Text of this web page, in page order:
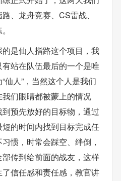
、龙舟竞赛、CS雷战、
是仙人指路这个项目，我
站在队伍最后的一个是唯
仙人”，当然这个人是我们
们眼睛都被蒙上的情况
预先放好的目标物，通过
的时间内找到目标完成任
惯，时常会踩空、绊倒，
传到给前面的战友，这样
信任感和责任感，教官讲